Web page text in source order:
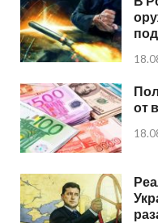
от